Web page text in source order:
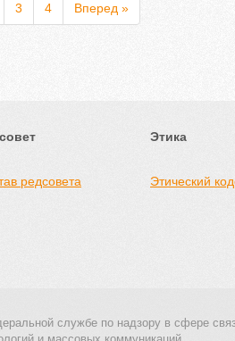
3 4 Вперед »
редсовета
Этика
Этический
службе по надзору в сфере